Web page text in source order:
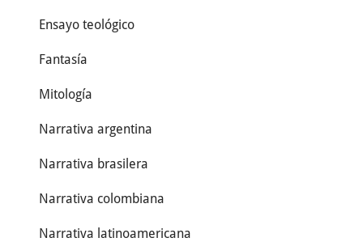
Ensayo teológico
Fantasía
Mitología
Narrativa argentina
Narrativa brasilera
Narrativa colombiana
Narrativa latinoamericana